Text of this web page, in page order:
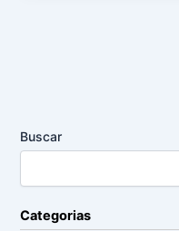
Buscar
Categorias